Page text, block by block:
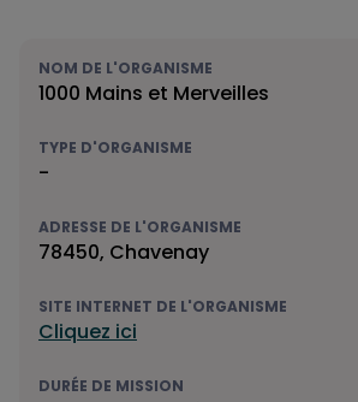
NOM DE L'ORGANISME
1000 Mains et Merveilles
TYPE D'ORGANISME
-
ADRESSE DE L'ORGANISME
78450, Chavenay
SITE INTERNET DE L'ORGANISME
Cliquez ici
DURÉE DE MISSION